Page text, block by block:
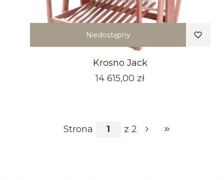
Niedostępny
Krosno Jack
Cena
14 615,00 zł
Strona z 2 Przejdź do